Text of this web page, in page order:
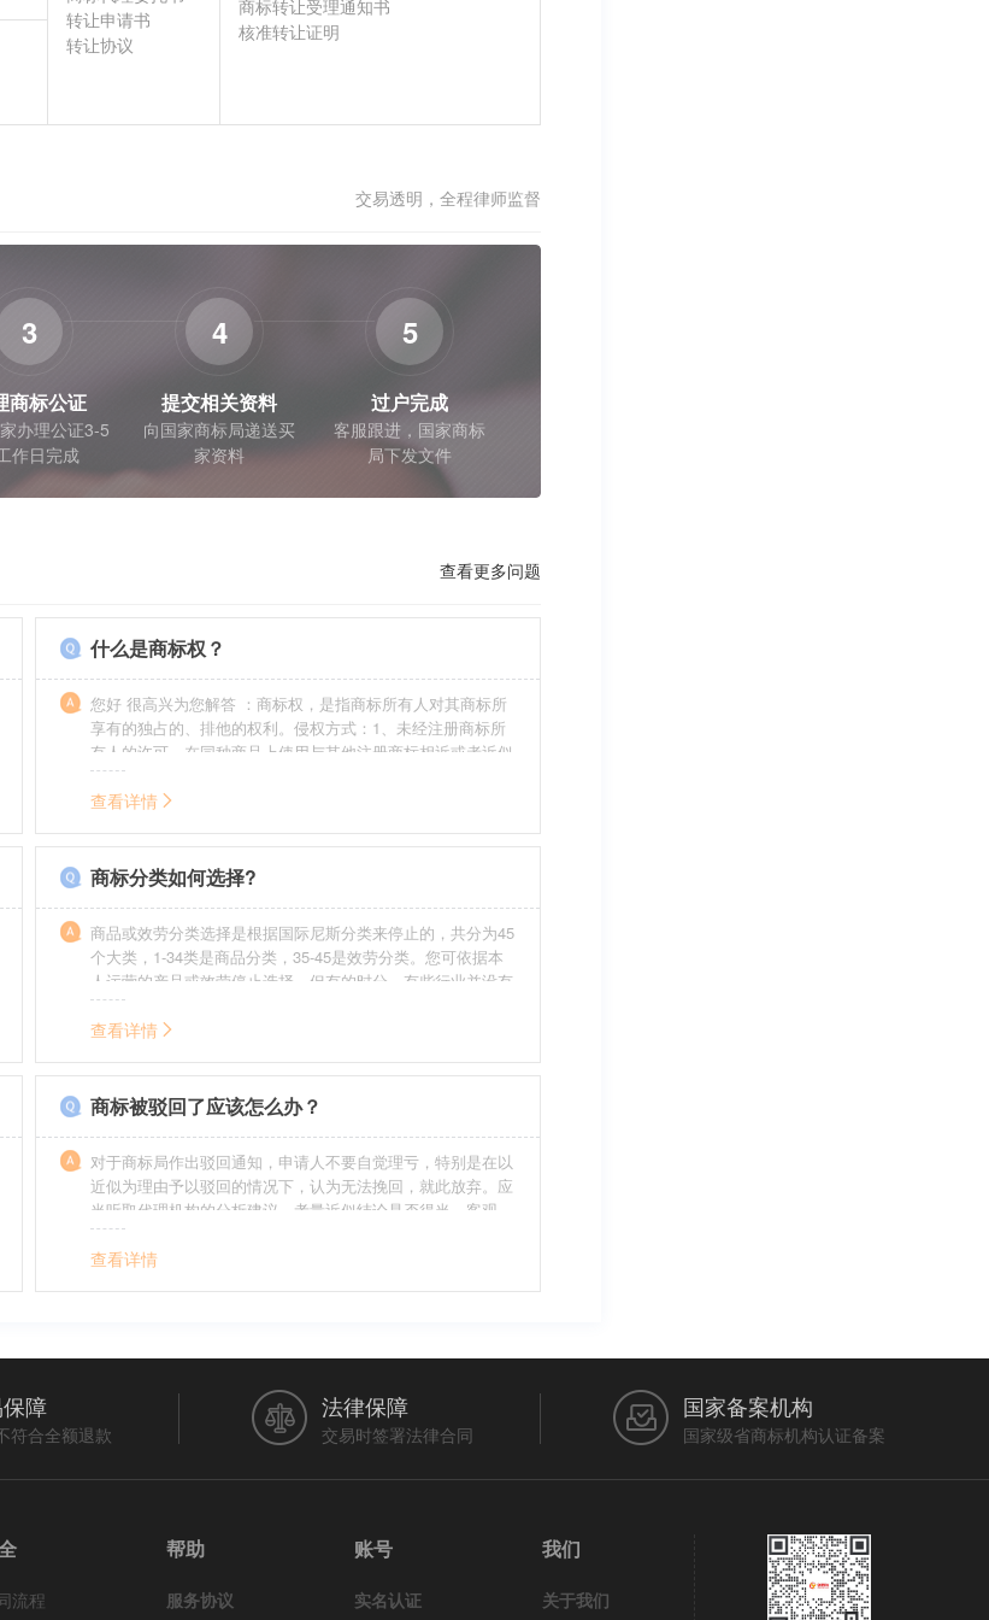
转让申请书
转让协议
商标转让受理通知书
核准转让证明
交易透明，全程律师监督
3
商标公证
办理公证3-5
作日完成
4
提交相关资料
向国家商标局递送买
家资料
5
过户完成
客服跟进，国家商标
局下发文件
查看更多问题
什么是商标权？
您好 很高兴为您解答 ：商标权，是指商标所有人对其商标所
享有的独占的、排他的权利。侵权方式：1、未经注册商标所
有人的许可，在同种商品上使用与其他注册商标相近或者近似
的商标。2、销售明知是假冒注册商标的商品。3、伪造、擅自
制造他人注册商标标识或者销售伪造、擅自制造的注册商标标
给他人注册商标专用权造成其他损害。
查看详情
商标分类如何选择?
商品或效劳分类选择是根据国际尼斯分类来停止的，共分为45
个大类，1-34类是商品分类，35-45是效劳分类。您可依据本
人运营的产品或效劳停止选择。但有的时分，有些行业并没有
在分类表中明白列出，而且也无法由一个分类就完整包含进
去，这就呈现了跨类别的状况，对这样的行业要特别留意，假
无法全面的停止维护。
查看详情
商标被驳回了应该怎么办？
对于商标局作出驳回通知，申请人不要自觉理亏，特别是在以
近似为理由予以驳回的情况下，认为无法挽回，就此放弃。应
当听取代理机构的分析建议，考量近似结论是否得当、客观，
最终决定是选择放弃还是进行复审，从而最大限度的维护自身
利益（很多商标最后取得成功都是复审争取来的，审查员作出
查看详情
障
符合全额退款
法律保障
交易时签署法律合同
国家备案机构
国家级省商标机构认证备案
流程
帮助
服务协议
账号
实名认证
我们
关于我们